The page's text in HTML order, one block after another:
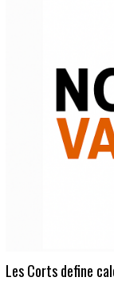
Les Corts define